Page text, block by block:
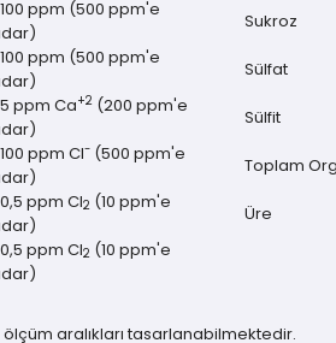
ppm (500 ppm'e
Sukroz
ppm (500 ppm'e
Sülfat
ppm Ca +2 (200 ppm'e
Sülfit
ppm Cl- (500 ppm'e
Toplam
ppm Cl2 (10 ppm'e
Üre
ppm Cl2 (10 ppm'e
aralıkları tasarlanabilmektedir.